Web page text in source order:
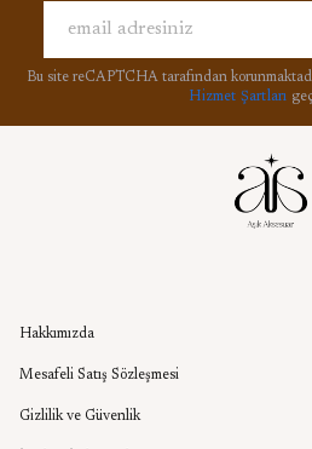
Bu site reCAPTCHA tarafından
Hizmet Şartları
Hakkımızda
Mesafeli Satış Sözleşmesi
Gizlilik ve Güvenlik